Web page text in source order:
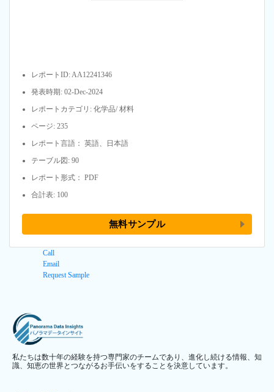
レポートID: AA12241346
発表時期: 02-Dec-2024
レポートカテゴリ: 化学品/ 材料
ページ: 235
レポート言語： 英語、日本語
テーブル図: 90
レポート形式： PDF
合計表: 100
無料サンプル
Call
Email
Request Sample
私たちは数十年の経験を持つ専門家のチームであり、進化し続ける情報、知
識、知恵の世界とつながるお手伝いをすることを決意しています。